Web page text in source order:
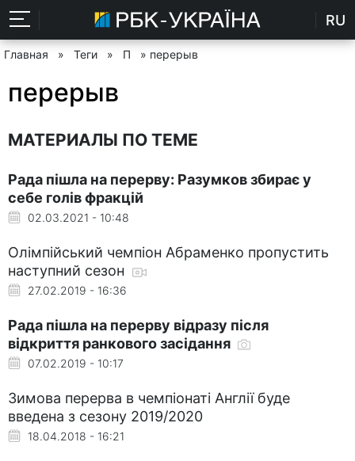
RU
Главная » Теги » П » перерыв
перерыв
МАТЕРИАЛЫ ПО ТЕМЕ
Рада пішла на перерву: Разумков збирає у
себе голів фракцій
02.03.2021 - 10:48
Олімпійський чемпіон Абраменко пропустить
наступний сезон
27.02.2019 - 16:36
Рада пішла на перерву відразу після
відкриття ранкового засідання
07.02.2019 - 10:17
Зимова перерва в чемпіонаті Англії буде
введена з сезону 2019/2020
18.04.2018 - 16:21